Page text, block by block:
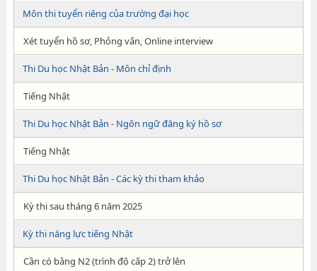
Môn thi tuyển riêng của trường đại học
Xét tuyển hồ sơ, Phỏng vấn, Online interview
Thi Du học Nhật Bản - Môn chỉ định
Tiếng Nhật
Thi Du học Nhật Bản - Ngôn ngữ đăng ký hồ sơ
Tiếng Nhật
Thi Du học Nhật Bản - Các kỳ thi tham khảo
Kỳ thi sau tháng 6 năm 2025
Kỳ thi năng lực tiếng Nhật
Cần có bằng N2 (trình độ cấp 2) trở lên